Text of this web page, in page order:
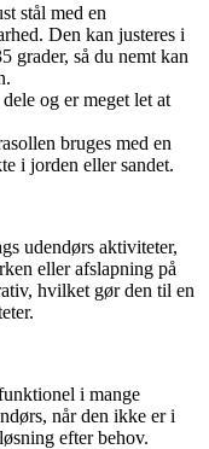
stål med en
Den kan justeres i
grader, så du nemt kan
og er meget let at
bruges med en
i jorden eller sandet.
udendørs aktiviteter,
eller afslapning på
hvilket gør den til en
i mange
når den ikke er i
efter behov.